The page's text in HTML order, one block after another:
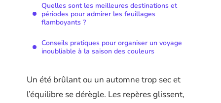
Quelles sont les meilleures destinations et
périodes pour admirer les feuillages
flamboyants ?
Conseils pratiques pour organiser un voyage
inoubliable à la saison des couleurs
Un été brûlant ou un automne trop sec et
l’équilibre se dérègle. Les repères glissent,